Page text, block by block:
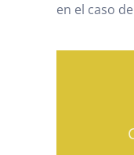
en el caso